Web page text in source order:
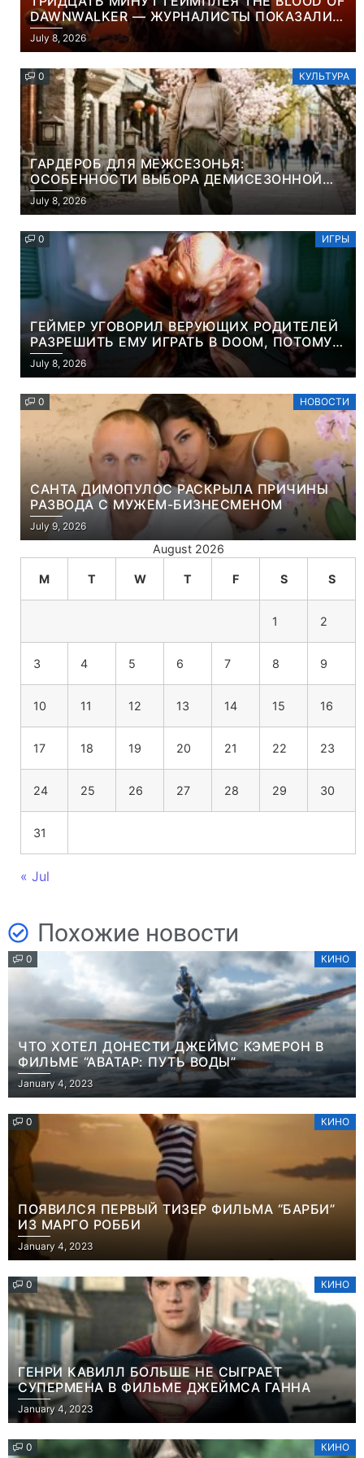
DAWNWALKER — ЖУРНАЛИСТЫ ПОКАЗАЛИ
НАЧАЛО НОВОЙ ИГРЫ ОТ ВЕТЕРАНОВ CD
PROJEKT RED
July 8, 2026
0 КУЛЬТУРА
ГАРДЕРОБ ДЛЯ МЕЖСЕЗОНЬЯ:
ОСОБЕННОСТИ ВЫБОРА ДЕМИСЕЗОННОЙ
ПАРКИ И ЭЛЕГАНТНОГО ЖЕНСКОГО ПЛАЩА
July 8, 2026
0 ИГРЫ
ГЕЙМЕР УГОВОРИЛ ВЕРУЮЩИХ РОДИТЕЛЕЙ
РАЗРЕШИТЬ ЕМУ ИГРАТЬ В DOOM, ПОТОМУ
ЧТО ЭТО ХРИСТИАНСКАЯ ИГРА ПРО
УБИЙСТВО ДЕМОНОВ
July 8, 2026
0 НОВОСТИ
САНТА ДИМОПУЛОС РАСКРЫЛА ПРИЧИНЫ
РАЗВОДА С МУЖЕМ-БИЗНЕСМЕНОМ
July 9, 2026
August 2026
M T W T F S S
1 2
3 4 5 6 7 8 9
10 11 12 13 14 15 16
17 18 19 20 21 22 23
24 25 26 27 28 29 30
31
« Jul
Похожие новости
0 КИНО
ЧТО ХОТЕЛ ДОНЕСТИ ДЖЕЙМС КЭМЕРОН В
ФИЛЬМЕ “АВАТАР: ПУТЬ ВОДЫ”
January 4, 2023
0 КИНО
ПОЯВИЛСЯ ПЕРВЫЙ ТИЗЕР ФИЛЬМА “БАРБИ”
ИЗ МАРГО РОББИ
January 4, 2023
0 КИНО
ГЕНРИ КАВИЛЛ БОЛЬШЕ НЕ СЫГРАЕТ
СУПЕРМЕНА В ФИЛЬМЕ ДЖЕЙМСА ГАННА
January 4, 2023
0 КИНО